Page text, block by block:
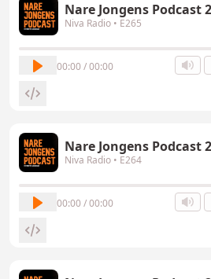
Niva Radio • E265
00:00 / 00:00
Niva Radio • E264
00:00 / 00:00